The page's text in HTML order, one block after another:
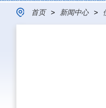
首页 > 新闻中心 >